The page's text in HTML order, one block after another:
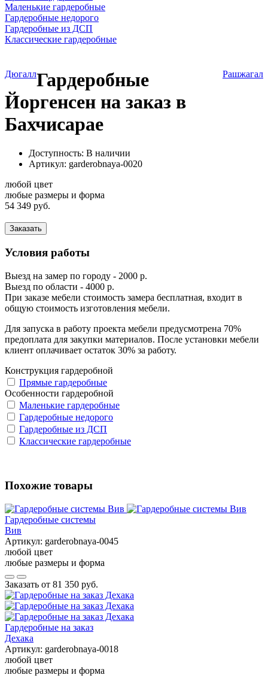
Маленькие гардеробные
Гардеробные недорого
Гардеробные из ДСП
Классические гардеробные
Дюгалл Рашжагал
Гардеробные
Йоргенсен на заказ в
Бахчисарае
Доступность: В наличии
Артикул: garderobnaya-0020
любой цвет
любые размеры и форма
54 349 руб.
Заказать
Условия работы
Выезд на замер по городу - 2000 р.
Выезд по области - 4000 р.
При заказе мебели стоимость замера бесплатная, входит в
общую стоимость изготовления мебели.
Для запуска в работу проекта мебели предусмотрена 70%
предоплата для закупки материалов. После установки мебели
клиент оплачивает остаток 30% за работу.
Конструкция гардеробной
Прямые гардеробные
Особенности гардеробной
Маленькие гардеробные
Гардеробные недорого
Гардеробные из ДСП
Классические гардеробные
Похожие товары
Гардеробные системы
Вив
Артикул: garderobnaya-0045
любой цвет
любые размеры и форма
Заказать от 81 350 руб.
Гардеробные на заказ
Дехака
Артикул: garderobnaya-0018
любой цвет
любые размеры и форма